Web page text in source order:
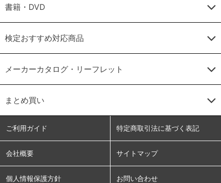
書籍・DVD
検定おすすめ対応商品
メーカーカタログ・リーフレット
まとめ買い
ご利用ガイド 特定商取引法に基づく表記
会社概要 サイトマップ
個人情報保護方針 お問い合わせ